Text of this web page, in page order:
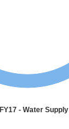
FY17 - Water Supply